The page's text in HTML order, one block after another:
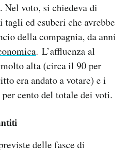
Nel voto, si chiedeva di
tagli ed esuberi che avrebbe
della compagnia, da anni
. L’affluenza al
alta (circa il 90 per
era andato a votare) e i
cento del totale dei voti.
delle fasce di